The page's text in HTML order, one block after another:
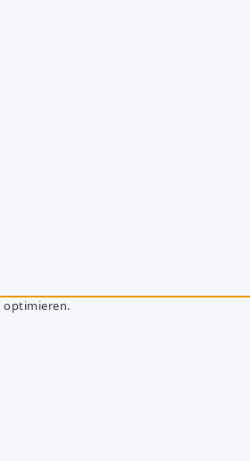
optimieren.